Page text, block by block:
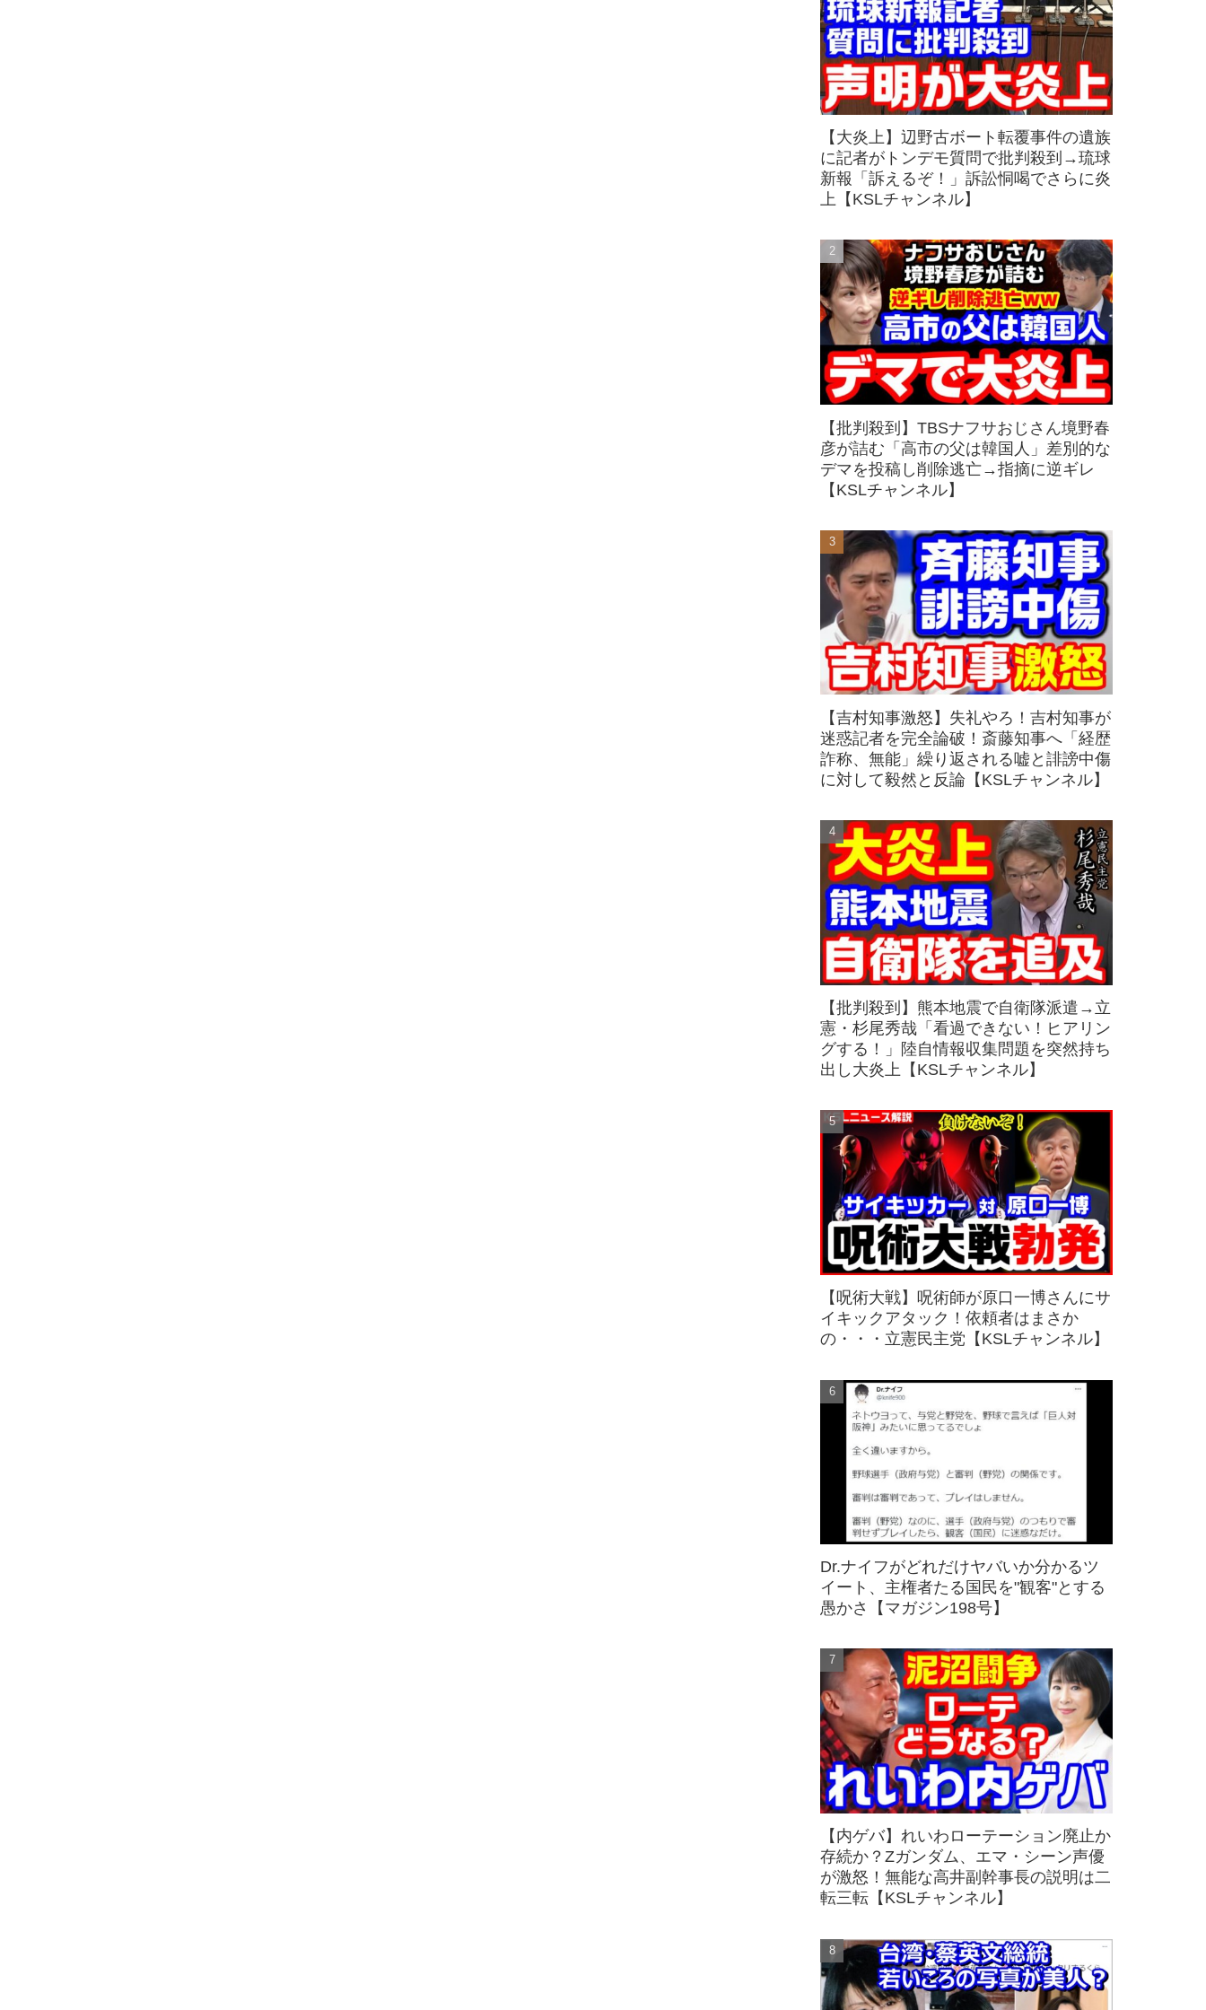
【大炎上】辺野古ボート転覆事件の遺族
に記者がトンデモ質問で批判殺到→琉球
新報「訴えるぞ！」訴訟恫喝でさらに炎
上【KSLチャンネル】
【批判殺到】TBSナフサおじさん境野春
彦が詰む「高市の父は韓国人」差別的な
デマを投稿し削除逃亡→指摘に逆ギレ
【KSLチャンネル】
【吉村知事激怒】失礼やろ！吉村知事が
迷惑記者を完全論破！斎藤知事へ「経歴
詐称、無能」繰り返される嘘と誹謗中傷
に対して毅然と反論【KSLチャンネル】
【批判殺到】熊本地震で自衛隊派遣→立
憲・杉尾秀哉「看過できない！ヒアリン
グする！」陸自情報収集問題を突然持ち
出し大炎上【KSLチャンネル】
【呪術大戦】呪術師が原口一博さんにサ
イキックアタック！依頼者はまさか
の・・・立憲民主党【KSLチャンネル】
Dr.ナイフがどれだけヤバいか分かるツ
イート、主権者たる国民を"観客"とする
愚かさ【マガジン198号】
【内ゲバ】れいわローテーション廃止か
存続か？Zガンダム、エマ・シーン声優
が激怒！無能な高井副幹事長の説明は二
転三転【KSLチャンネル】